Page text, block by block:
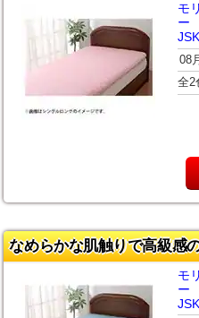
モ
ー
08
全2
なめらかな肌触りで高級感
モ
ー